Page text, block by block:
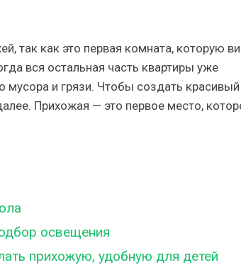
так как это первая комната, которую
вся остальная часть квартиры уже
мусора и грязи. Чтобы создать красивый
Прихожая — это первое место,
освещения
прихожую, удобную для детей